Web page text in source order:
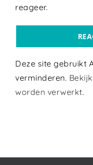
reageer.
Deze site gebruikt
verminderen.
worden verwerkt.